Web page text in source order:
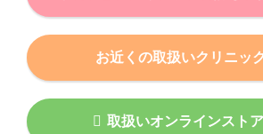
お近くの取扱いクリニッ
取扱いオンラインスト